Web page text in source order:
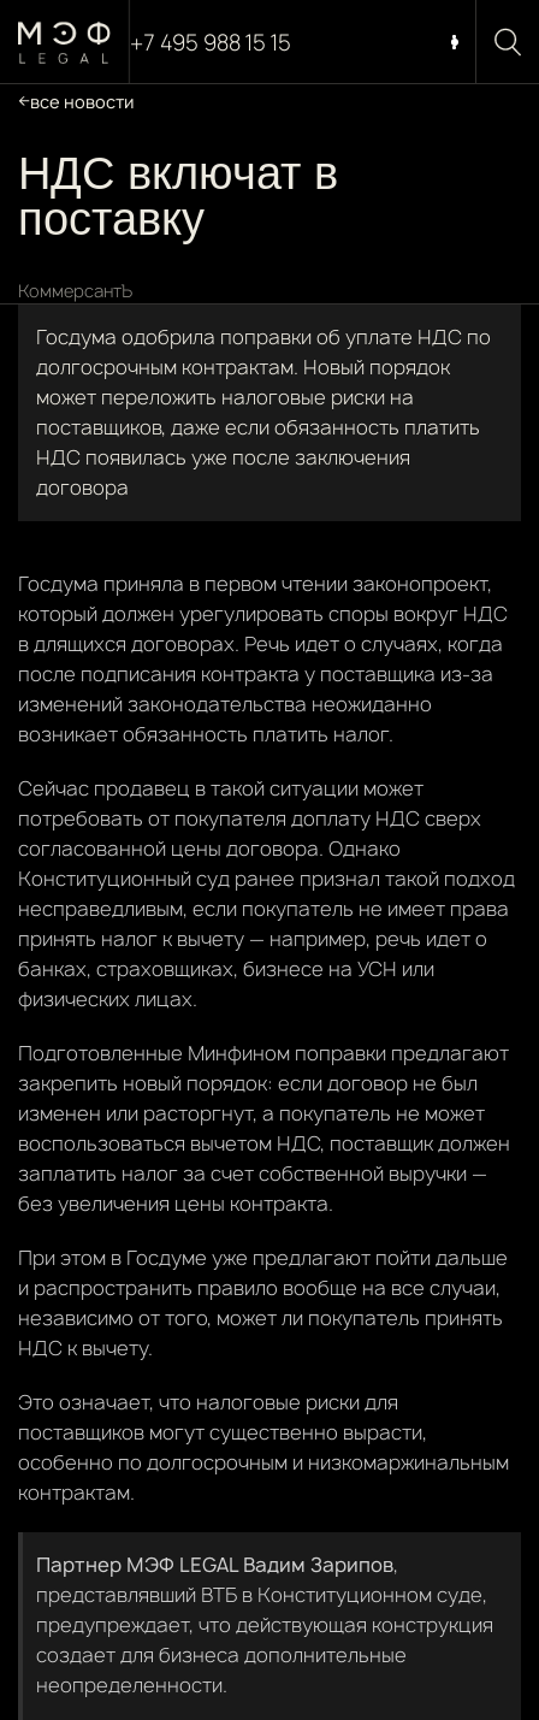
+7 495 988 15 15
все новости
НДС включат в
поставку
КоммерсантЪ
Госдума одобрила поправки об уплате НДС по
долгосрочным контрактам. Новый порядок
может переложить налоговые риски на
поставщиков, даже если обязанность платить
НДС появилась уже после заключения
договора
Госдума приняла в первом чтении законопроект,
который должен урегулировать споры вокруг НДС
в длящихся договорах. Речь идет о случаях, когда
после подписания контракта у поставщика из-за
изменений законодательства неожиданно
возникает обязанность платить налог.
Сейчас продавец в такой ситуации может
потребовать от покупателя доплату НДС сверх
согласованной цены договора. Однако
Конституционный суд ранее признал такой подход
несправедливым, если покупатель не имеет права
принять налог к вычету — например, речь идет о
банках, страховщиках, бизнесе на УСН или
физических лицах.
Подготовленные Минфином поправки предлагают
закрепить новый порядок: если договор не был
изменен или расторгнут, а покупатель не может
воспользоваться вычетом НДС, поставщик должен
заплатить налог за счет собственной выручки —
без увеличения цены контракта.
При этом в Госдуме уже предлагают пойти дальше
и распространить правило вообще на все случаи,
независимо от того, может ли покупатель принять
НДС к вычету.
Это означает, что налоговые риски для
поставщиков могут существенно вырасти,
особенно по долгосрочным и низкомаржинальным
контрактам.
Партнер МЭФ LEGAL Вадим Зарипов,
представлявший ВТБ в Конституционном суде,
предупреждает, что действующая конструкция
создает для бизнеса дополнительные
неопределенности.